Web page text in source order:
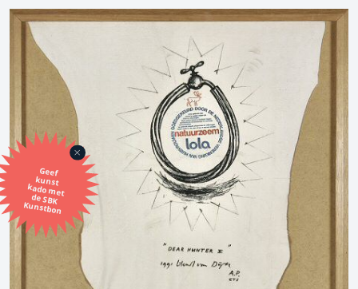
Geef
kunst
kado met
de SBK
Kunstbon